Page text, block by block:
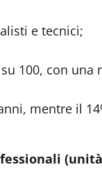
e tecnici;
100, con una
mentre il